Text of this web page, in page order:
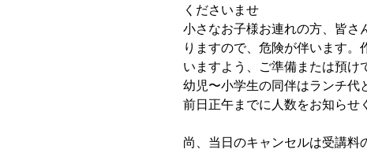
くださいませ
小さなお子様お連れの方、皆さ
りますので、危険が伴います
いますよう、ご準備または預け
幼児〜小学生の同伴はランチ代
前日正午までに人数をお知らせ
尚、当日のキャンセルは受講料